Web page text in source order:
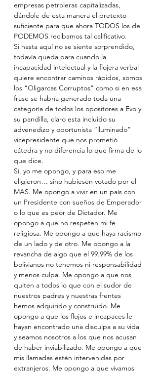
empresas petroleras capitalizadas,
dándole de esta manera el pretexto
suficiente para que ahora TODOS los de
PODEMOS recibamos tal calificativo.
Si hasta aquí no se siente sorprendido,
todavía queda para cuando la
incapacidad intelectual y la flojera verbal
quiere encontrar caminos rápidos, somos
los “Oligarcas Corruptos” como si en esa
frase se habría generado toda una
categoría de todos los opositores a Evo y
su pandilla, claro esta incluido su
advenedizo y oportunista “iluminado”
vicepresidente que nos prometió
cátedra y no diferencia lo que firma de lo
que dice.
Si, yo me opongo, y para eso me
eligieron… sino hubiesen votado por el
MAS. Me opongo a vivir en un país con
un Presidente con sueños de Emperador
o lo que es peor de Dictador. Me
opongo a que no respeten mi fe
religiosa. Me opongo a que haya racismo
de un lado y de otro. Me opongo a la
revancha de algo que el 99.99% de los
bolivianos no tenemos ni responsabilidad
y menos culpa. Me opongo a que nos
quiten a todos lo que con el sudor de
nuestros padres y nuestras frentes
hemos adquirido y construido. Me
opongo a que los flojos e incapaces le
hayan encontrado una disculpa a su vida
y seamos nosotros a los que nos acusan
de haber inviabilizado. Me opongo a que
mis llamadas estén intervenidas por
extranjeros. Me opongo a que vivamos